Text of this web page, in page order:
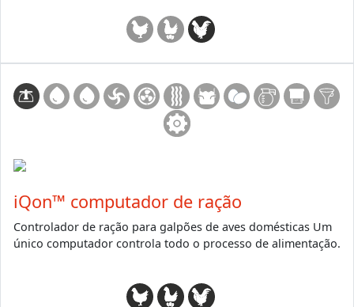
iQon™ computador de ração
Controlador de ração para galpões de aves domésticas Um
único computador controla todo o processo de alimentação.